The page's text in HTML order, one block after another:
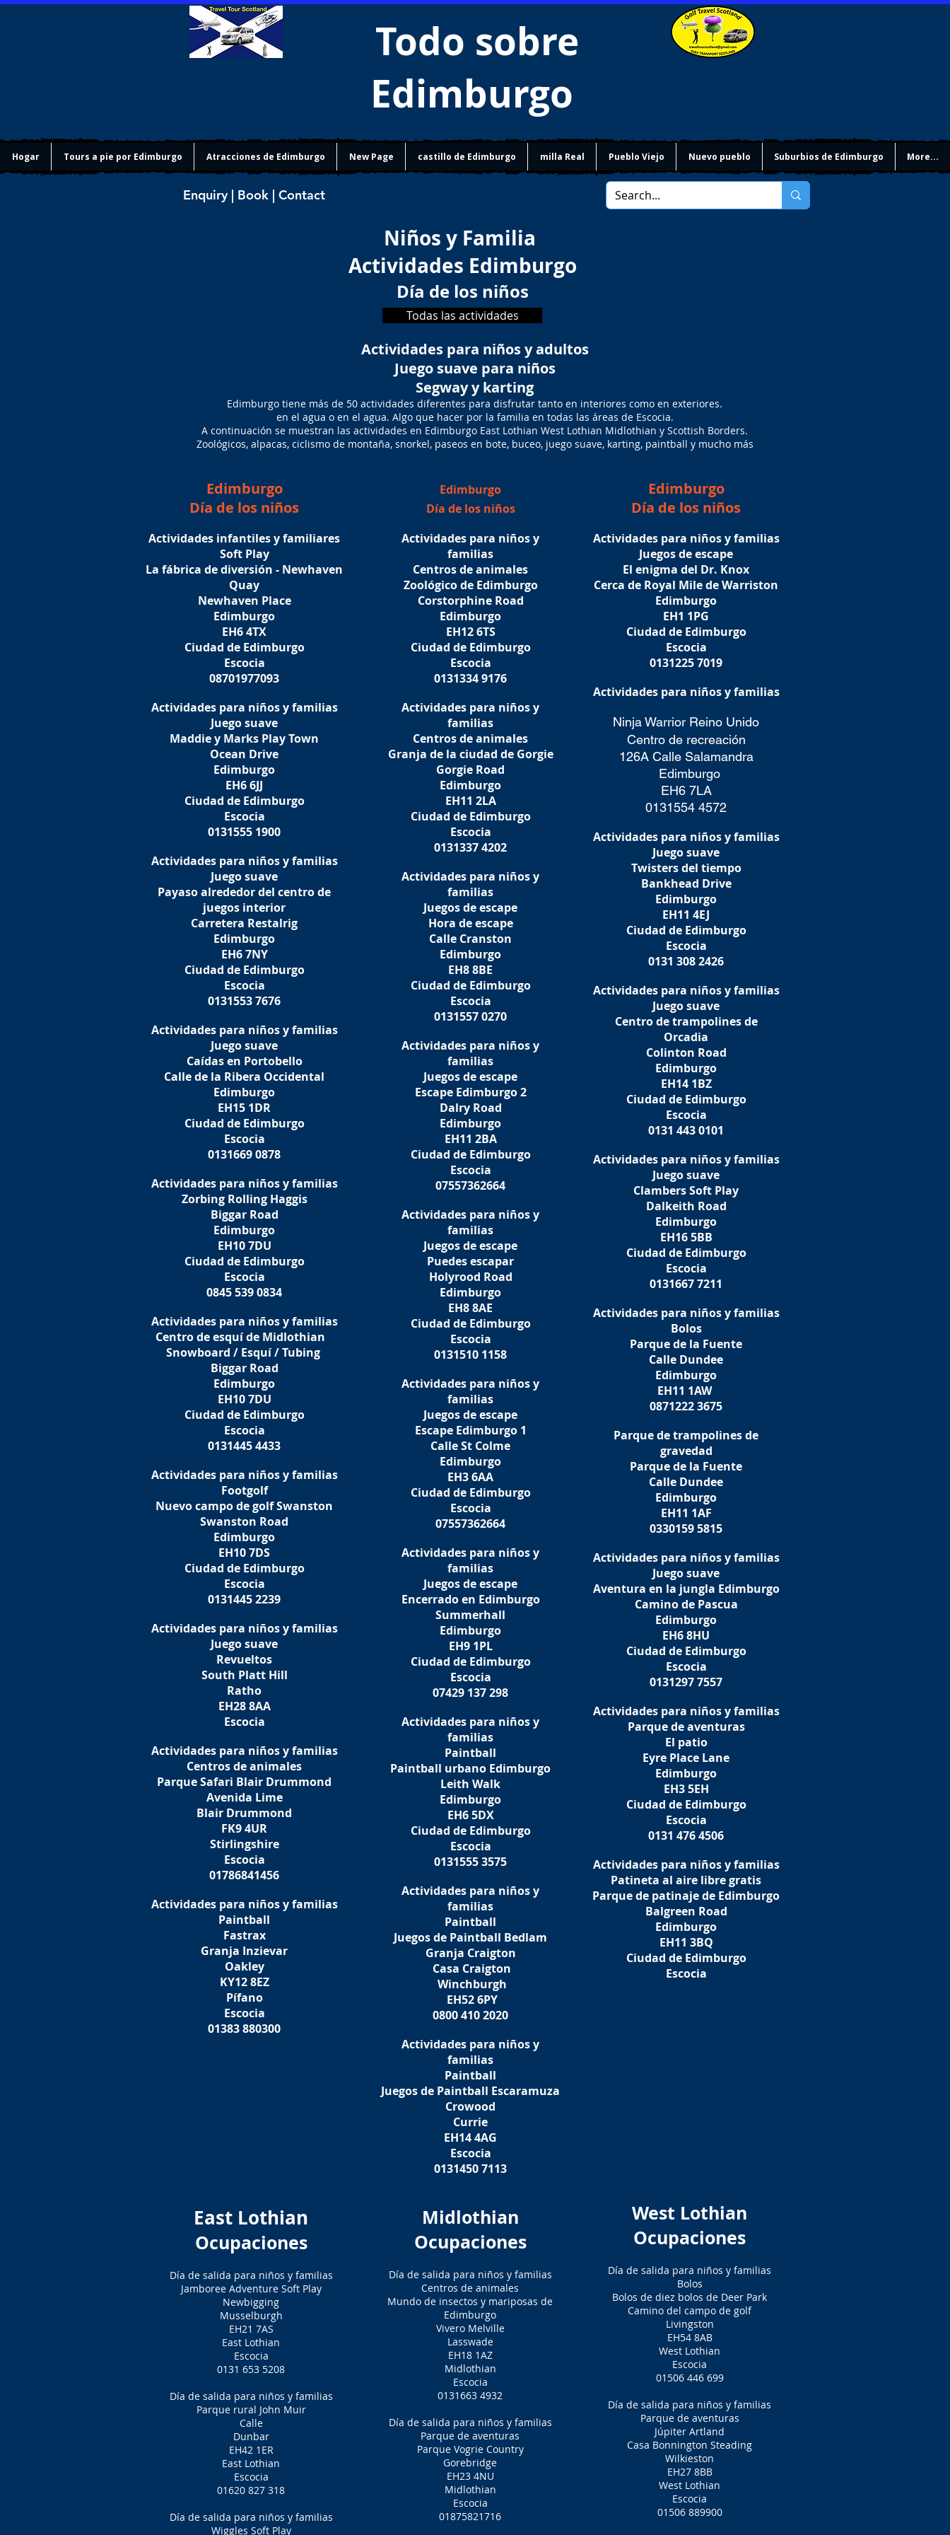
Todo sobre
Edimburgo
Hogar Tours a pie por Edimburgo Atracciones de Edimburgo New Page castillo de Edimburgo milla Real Pueblo Viejo Nuevo pueblo Suburbios de Edimburgo More...
Enquiry | Book | Contact
Niños y Familia
Actividades Edimburgo
Día de los niños
Todas las actividades
Actividades para niños y adultos
Juego suave para niños
Segway y karting
Edimburgo tiene más de 50 actividades diferentes para disfrutar tanto en interiores como en exteriores.
en el agua o en el agua. Algo que hacer por la familia en todas las áreas de Escocia.
A continuación se muestran las actividades en Edimburgo East Lothian West Lothian Midlothian y Scottish Borders.
Zoológicos, alpacas, ciclismo de montaña, snorkel, paseos en bote, buceo, juego suave, karting, paintball y mucho más
Edimburgo
Día de los niños
Actividades infantiles y familiares
Soft Play
La fábrica de diversión - Newhaven
Quay
Newhaven Place
Edimburgo
EH6 4TX
Ciudad de Edimburgo
Escocia
08701977093
Actividades para niños y familias
Juego suave
Maddie y Marks Play Town
Ocean Drive
Edimburgo
EH6 6JJ
Ciudad de Edimburgo
Escocia
0131555 1900
Actividades para niños y familias
Juego suave
Payaso alrededor del centro de
juegos interior
Carretera Restalrig
Edimburgo
EH6 7NY
Ciudad de Edimburgo
Escocia
0131553 7676
Actividades para niños y familias
Juego suave
Caídas en Portobello
Calle de la Ribera Occidental
Edimburgo
EH15 1DR
Ciudad de Edimburgo
Escocia
0131669 0878
Actividades para niños y familias
Zorbing Rolling Haggis
Biggar Road
Edimburgo
EH10 7DU
Ciudad de Edimburgo
Escocia
0845 539 0834
Actividades para niños y familias
Centro de esquí de Midlothian
Snowboard / Esquí / Tubing
Biggar Road
Edimburgo
EH10 7DU
Ciudad de Edimburgo
Escocia
0131445 4433
Actividades para niños y familias
Footgolf
Nuevo campo de golf Swanston
Swanston Road
Edimburgo
EH10 7DS
Ciudad de Edimburgo
Escocia
0131445 2239
Actividades para niños y familias
Juego suave
Revueltos
South Platt Hill
Ratho
EH28 8AA
Escocia
Actividades para niños y familias
Centros de animales
Parque Safari Blair Drummond
Avenida Lime
Blair Drummond
FK9 4UR
Stirlingshire
Escocia
01786841456
Actividades para niños y familias
Paintball
Fastrax
Granja Inzievar
Oakley
KY12 8EZ
Pífano
Escocia
01383 880300
Edimburgo
Día de los niños
Actividades para niños y
familias
Centros de animales
Zoológico de Edimburgo
Corstorphine Road
Edimburgo
EH12 6TS
Ciudad de Edimburgo
Escocia
0131334 9176
Actividades para niños y
familias
Centros de animales
Granja de la ciudad de Gorgie
Gorgie Road
Edimburgo
EH11 2LA
Ciudad de Edimburgo
Escocia
0131337 4202
Actividades para niños y
familias
Juegos de escape
Hora de escape
Calle Cranston
Edimburgo
EH8 8BE
Ciudad de Edimburgo
Escocia
0131557 0270
Actividades para niños y
familias
Juegos de escape
Escape Edimburgo 2
Dalry Road
Edimburgo
EH11 2BA
Ciudad de Edimburgo
Escocia
07557362664
Actividades para niños y
familias
Juegos de escape
Puedes escapar
Holyrood Road
Edimburgo
EH8 8AE
Ciudad de Edimburgo
Escocia
0131510 1158
Actividades para niños y
familias
Juegos de escape
Escape Edimburgo 1
Calle St Colme
Edimburgo
EH3 6AA
Ciudad de Edimburgo
Escocia
07557362664
Actividades para niños y
familias
Juegos de escape
Encerrado en Edimburgo
Summerhall
Edimburgo
EH9 1PL
Ciudad de Edimburgo
Escocia
07429 137 298
Actividades para niños y
familias
Paintball
Paintball urbano Edimburgo
Leith Walk
Edimburgo
EH6 5DX
Ciudad de Edimburgo
Escocia
0131555 3575
Actividades para niños y
familias
Paintball
Juegos de Paintball Bedlam
Granja Craigton
Casa Craigton
Winchburgh
EH52 6PY
0800 410 2020
Actividades para niños y
familias
Paintball
Juegos de Paintball Escaramuza
Crowood
Currie
EH14 4AG
Escocia
0131450 7113
Edimburgo
Día de los niños
Actividades para niños y familias
Juegos de escape
El enigma del Dr. Knox
Cerca de Royal Mile de Warriston
Edimburgo
EH1 1PG
Ciudad de Edimburgo
Escocia
0131225 7019
Actividades para niños y familias
Ninja Warrior Reino Unido
Centro de recreación
126A Calle Salamandra
Edimburgo
EH6 7LA
0131554 4572
Actividades para niños y familias
Juego suave
Twisters del tiempo
Bankhead Drive
Edimburgo
EH11 4EJ
Ciudad de Edimburgo
Escocia
0131 308 2426
Actividades para niños y familias
Juego suave
Centro de trampolines de
Orcadia
Colinton Road
Edimburgo
EH14 1BZ
Ciudad de Edimburgo
Escocia
0131 443 0101
Actividades para niños y familias
Juego suave
Clambers Soft Play
Dalkeith Road
Edimburgo
EH16 5BB
Ciudad de Edimburgo
Escocia
0131667 7211
Actividades para niños y familias
Bolos
Parque de la Fuente
Calle Dundee
Edimburgo
EH11 1AW
0871222 3675
Parque de trampolines de
gravedad
Parque de la Fuente
Calle Dundee
Edimburgo
EH11 1AF
0330159 5815
Actividades para niños y familias
Juego suave
Aventura en la jungla Edimburgo
Camino de Pascua
Edimburgo
EH6 8HU
Ciudad de Edimburgo
Escocia
0131297 7557
Actividades para niños y familias
Parque de aventuras
El patio
Eyre Place Lane
Edimburgo
EH3 5EH
Ciudad de Edimburgo
Escocia
0131 476 4506
Actividades para niños y familias
Patineta al aire libre gratis
Parque de patinaje de Edimburgo
Balgreen Road
Edimburgo
EH11 3BQ
Ciudad de Edimburgo
Escocia
East Lothian
Ocupaciones
Día de salida para niños y familias
Jamboree Adventure Soft Play
Newbigging
Musselburgh
EH21 7AS
East Lothian
Escocia
0131 653 5208
Día de salida para niños y familias
Parque rural John Muir
Calle
Dunbar
EH42 1ER
East Lothian
Escocia
01620 827 318
Día de salida para niños y familias
Wiggles Soft Play
Midlothian
Ocupaciones
Día de salida para niños y familias
Centros de animales
Mundo de insectos y mariposas de
Edimburgo
Vivero Melville
Lasswade
EH18 1AZ
Midlothian
Escocia
0131663 4932
Día de salida para niños y familias
Parque de aventuras
Parque Vogrie Country
Gorebridge
EH23 4NU
Midlothian
Escocia
01875821716
West Lothian
Ocupaciones
Día de salida para niños y familias
Bolos
Bolos de diez bolos de Deer Park
Camino del campo de golf
Livingston
EH54 8AB
West Lothian
Escocia
01506 446 699
Día de salida para niños y familias
Parque de aventuras
Júpiter Artland
Casa Bonnington Steading
Wilkieston
EH27 8BB
West Lothian
Escocia
01506 889900